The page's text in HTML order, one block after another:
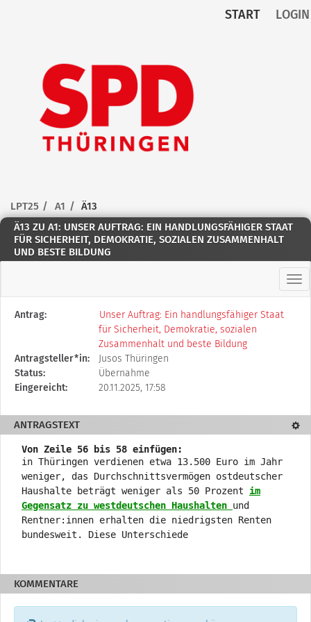
START LOGIN
Startseite
LPT25 A1
Ä13
Ä13 ZU A1: UNSER AUFTRAG: EIN HANDLUNGSFÄHIGER STAAT
FÜR SICHERHEIT, DEMOKRATIE, SOZIALEN ZUSAMMENHALT
UND BESTE BILDUNG
Diese
den
Status,
die
und
verschiedene
Rahmendaten
zum
Änderungsantrag
Antrag:
Unser Auftrag: Ein handlungsfähiger Staat
für Sicherheit, Demokratie, sozialen
Zusammenhalt und beste Bildung
Antragsteller*in:
Jusos Thüringen
Status:
Übernahme
Eingereicht:
20.11.2025, 17:58
ANTRAGSTEXT
Von Zeile 56 bis 58 einfügen:
in Thüringen verdienen etwa 13.500 Euro im Jahr
weniger, das Durchschnittsvermögen ostdeutscher
Haushalte beträgt weniger als 50 Prozent im
Gegensatz zu westdeutschen Haushalten und
Rentner:innen erhalten die niedrigsten Renten
bundesweit. Diese Unterschiede
KOMMENTARE